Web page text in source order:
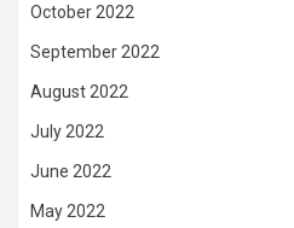
October 2022
September 2022
August 2022
July 2022
June 2022
May 2022